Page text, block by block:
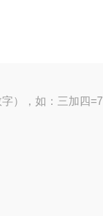
），如：三加四=7